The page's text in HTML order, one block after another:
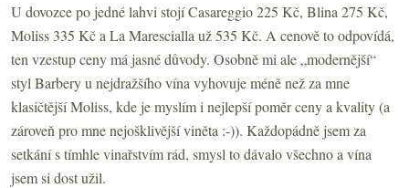
U dovozce po jedné lahvi stojí Casareggio 225 Kč, Blina 275 Kč,
Moliss 335 Kč a La Marescialla už 535 Kč. A cenově to odpovídá,
ten vzestup ceny má jasné důvody. Osobně mi ale „modernější“
styl Barbery u nejdražšího vína vyhovuje méně než za mne
klasičtější Moliss, kde je myslím i nejlepší poměr ceny a kvality (a
zároveň pro mne nejošklivější viněta :-)). Každopádně jsem za
setkání s tímhle vinařstvím rád, smysl to dávalo všechno a vína
jsem si dost užil.